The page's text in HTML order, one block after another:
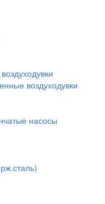
воздуходувки
насосы